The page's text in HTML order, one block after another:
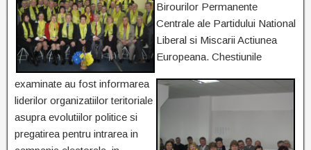
Birourilor Permanente
Centrale ale Partidului National
Liberal si Miscarii Actiunea
Europeana. Chestiunile
examinate au fost informarea
liderilor organizatiilor teritoriale
asupra evolutiilor politice si
pregatirea pentru intrarea in